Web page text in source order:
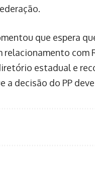
que espera
relacionamento com
estadual e
a decisão do PP